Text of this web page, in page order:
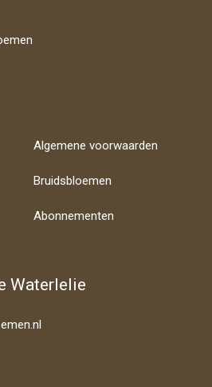
Algemene voorwaarden
Bruidsbloemen
Abonnementen
Waterlelie